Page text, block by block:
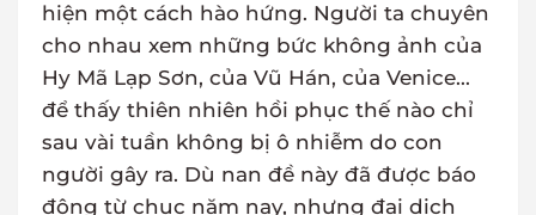
hiện một cách hào hứng. Người ta chuyên
cho nhau xem những bức không ảnh của
Hy Mã Lạp Sơn, của Vũ Hán, của Venice...
để thấy thiên nhiên hồi phục thế nào chỉ
sau vài tuần không bị ô nhiễm do con
người gây ra. Dù nan đề này đã được báo
động từ chục năm nay, nhưng đại dịch